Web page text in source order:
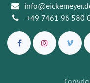
+49 7461 96 580 0